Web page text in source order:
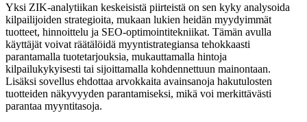
Yksi ZIK-analytiikan keskeisistä piirteistä on sen kyky analysoida
kilpailijoiden strategioita, mukaan lukien heidän myydyimmät
tuotteet, hinnoittelu ja SEO-optimointitekniikat. Tämän avulla
käyttäjät voivat räätälöidä myyntistrategiansa tehokkaasti
parantamalla tuotetarjouksia, mukauttamalla hintoja
kilpailukykyisesti tai sijoittamalla kohdennettuun mainontaan.
Lisäksi sovellus ehdottaa arvokkaita avainsanoja hakutulosten
tuotteiden näkyvyyden parantamiseksi, mikä voi merkittävästi
parantaa myyntitasoja.